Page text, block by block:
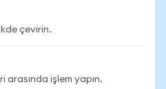
çevirin.
arasında işlem yapın.